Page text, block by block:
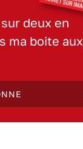
deux en
ma boite aux